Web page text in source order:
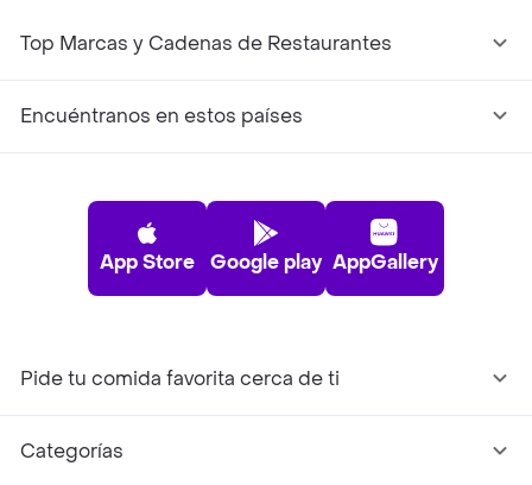
Top Marcas y Cadenas de Restaurantes
Encuéntranos en estos países
App Store Google play AppGallery
Pide tu comida favorita cerca de ti
Categorías